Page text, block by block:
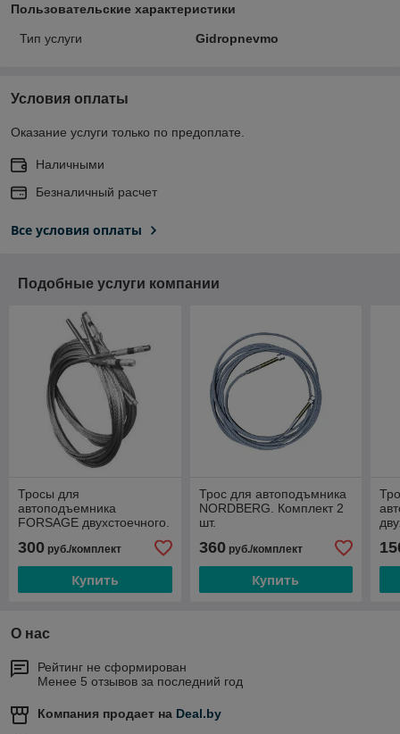
Пользовательские характеристики
Тип услуги Gidropnevmo
Условия оплаты
Оказание услуги только по предоплате.
Наличными
Безналичный расчет
Все условия оплаты
Подобные услуги компании
Тросы для
автоподъемника
FORSAGE двухстоечного.
300 руб./комплект
Купить
Трос для автоподъмника
NORDBERG. Комплект 2
шт.
360руб./комплект
Купить
О нас
Рейтинг не сформирован
Менее 5 отзывов за последний год
Компания продает на Deal.by